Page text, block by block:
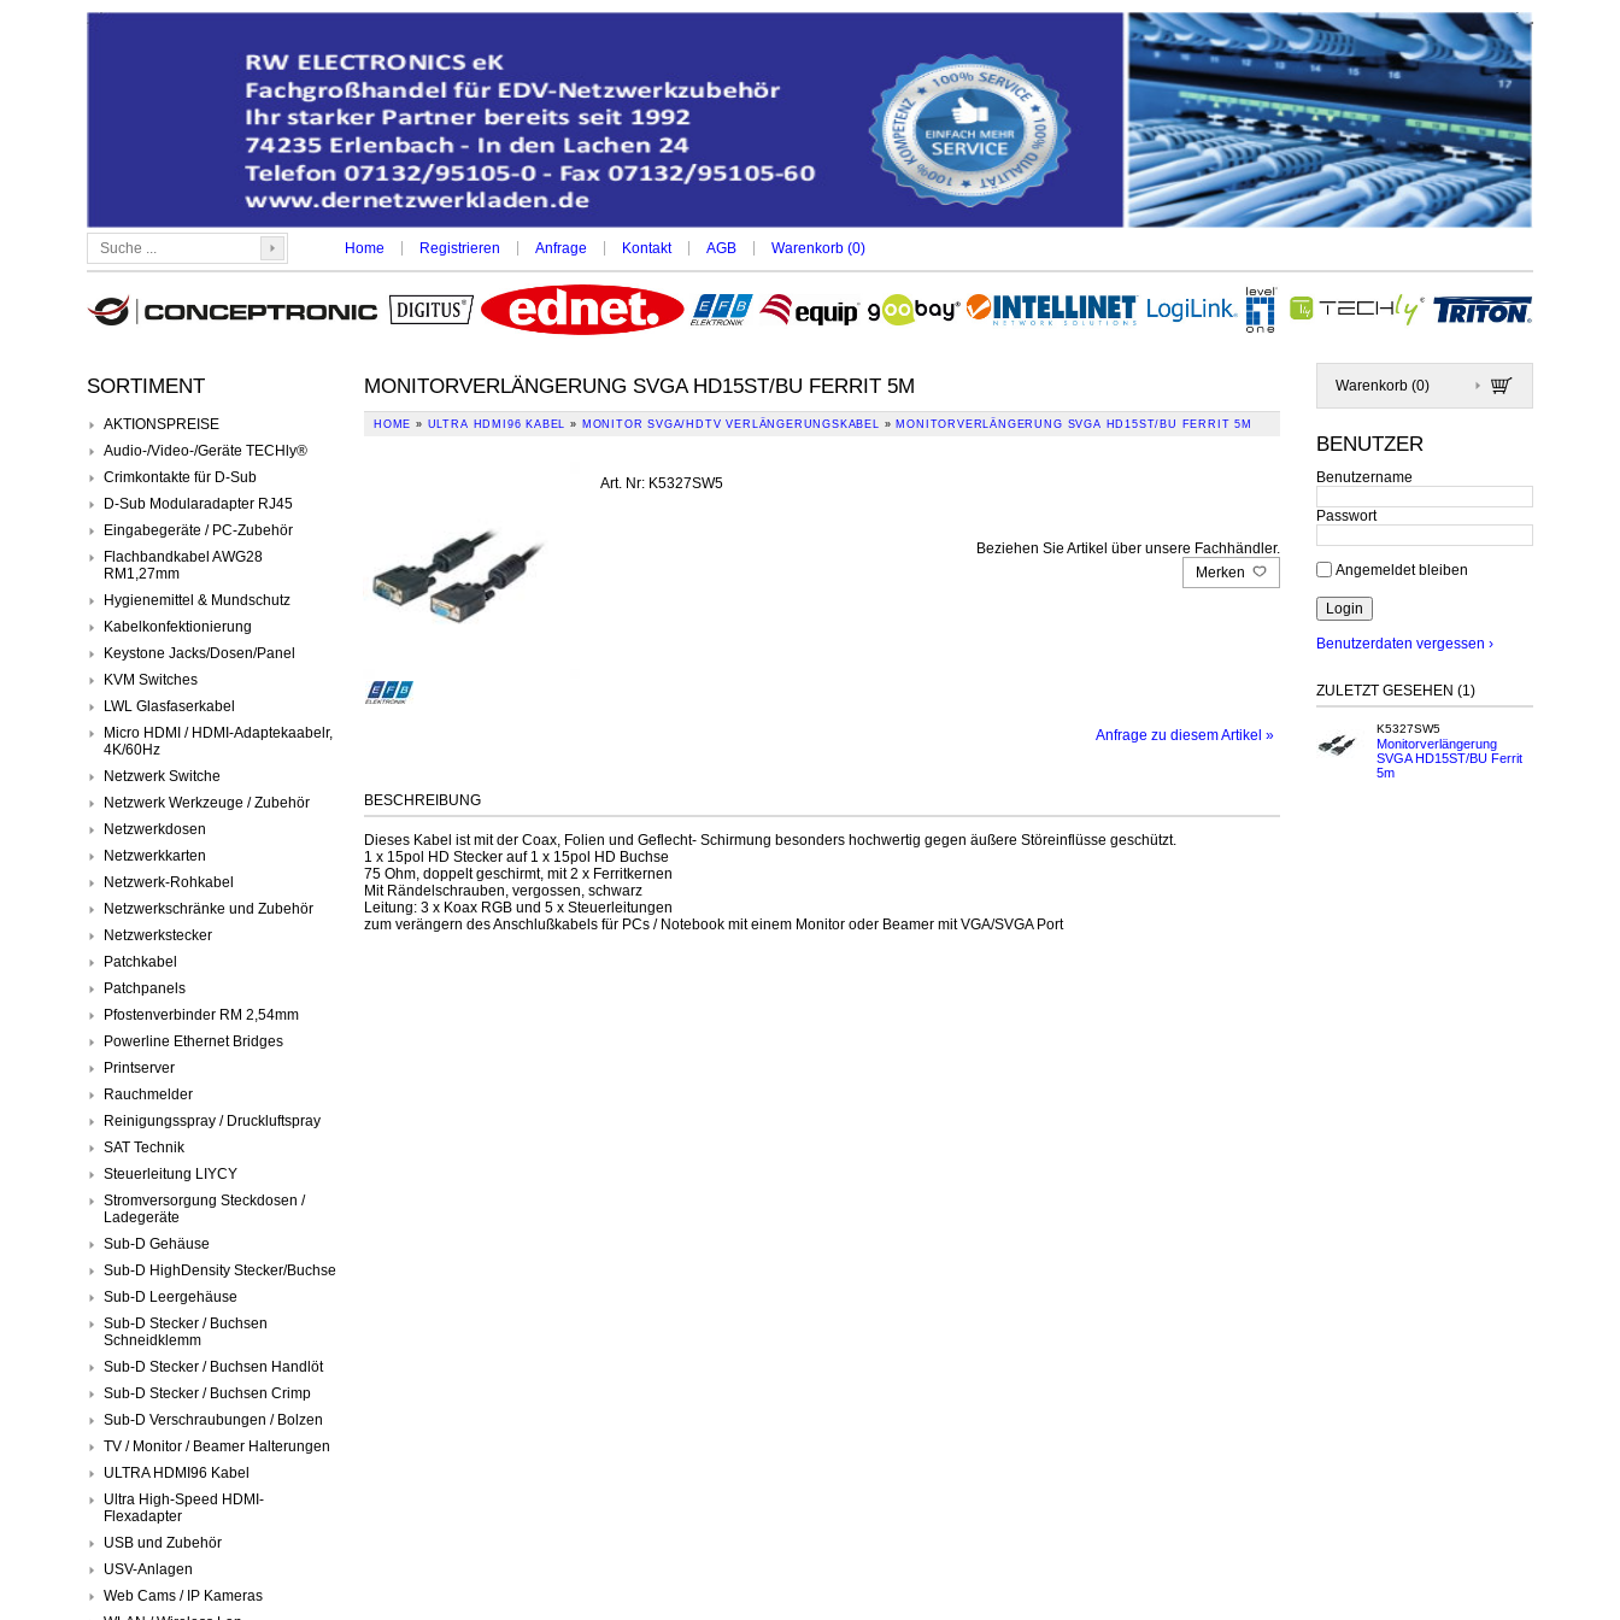
Home Registrieren Anfrage Kontakt AGB Warenkorb (0)
Warenkorb (0)
BENUTZER
Benutzername
Passwort
Angemeldet bleiben
Benutzerdaten vergessen ›
ZULETZT GESEHEN (1)
K5327SW5
Monitorverlängerung
SVGA HD15ST/BU Ferrit
5m
SORTIMENT
AKTIONSPREISE
Audio-/Video-/Geräte TECHly®
Crimkontakte für D-Sub
D-Sub Modularadapter RJ45
Eingabegeräte / PC-Zubehör
Flachbandkabel AWG28
RM1,27mm
Hygienemittel & Mundschutz
Kabelkonfektionierung
Keystone Jacks/Dosen/Panel
KVM Switches
LWL Glasfaserkabel
Micro HDMI / HDMI-Adaptekaabelr,
4K/60Hz
Netzwerk Switche
Netzwerk Werkzeuge / Zubehör
Netzwerkdosen
Netzwerkkarten
Netzwerk-Rohkabel
Netzwerkschränke und Zubehör
Netzwerkstecker
Patchkabel
Patchpanels
Pfostenverbinder RM 2,54mm
Powerline Ethernet Bridges
Printserver
Rauchmelder
Reinigungsspray / Druckluftspray
SAT Technik
Steuerleitung LIYCY
Stromversorgung Steckdosen /
Ladegeräte
Sub-D Gehäuse
Sub-D HighDensity Stecker/Buchse
Sub-D Leergehäuse
Sub-D Stecker / Buchsen
Schneidklemm
Sub-D Stecker / Buchsen Handlöt
Sub-D Stecker / Buchsen Crimp
Sub-D Verschraubungen / Bolzen
TV / Monitor / Beamer Halterungen
ULTRA HDMI96 Kabel
Ultra High-Speed HDMI-
Flexadapter
USB und Zubehör
USV-Anlagen
Web Cams / IP Kameras
MONITORVERLÄNGERUNG SVGA HD15ST/BU FERRIT 5M
HOME » ULTRA HDMI96 KABEL » MONITOR SVGA/HDTV VERLÄNGERUNGSKABEL » MONITORVERLÄNGERUNG SVGA HD15ST/BU FERRIT 5M
Art. Nr: K5327SW5
Beziehen Sie Artikel über unsere Fachhändler.
Merken
Anfrage zu diesem Artikel »
BESCHREIBUNG
Dieses Kabel ist mit der Coax, Folien und Geflecht- Schirmung besonders hochwertig gegen äußere Störeinflüsse geschützt.
1 x 15pol HD Stecker auf 1 x 15pol HD Buchse
75 Ohm, doppelt geschirmt, mit 2 x Ferritkernen
Mit Rändelschrauben, vergossen, schwarz
Leitung: 3 x Koax RGB und 5 x Steuerleitungen
zum verängern des Anschlußkabels für PCs / Notebook mit einem Monitor oder Beamer mit VGA/SVGA Port